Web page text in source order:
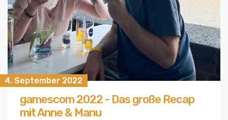
4. September 2022
gamescom 2022 - Das große Recap
mit Anne & Manu